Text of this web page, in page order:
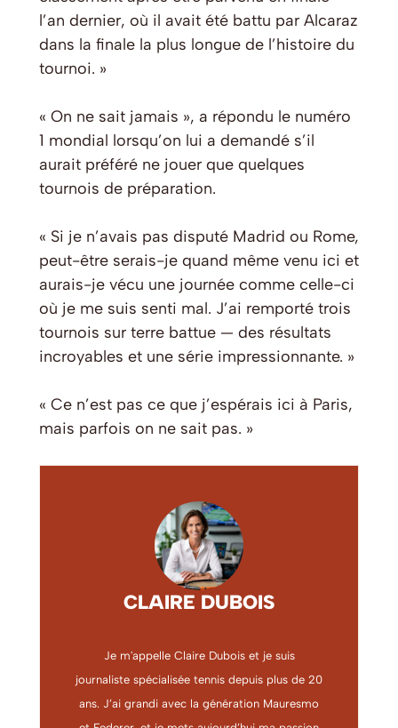
l’an dernier, où il avait été battu par Alcaraz
dans la finale la plus longue de l’histoire du
tournoi. »
« On ne sait jamais », a répondu le numéro
1 mondial lorsqu’on lui a demandé s’il
aurait préféré ne jouer que quelques
tournois de préparation.
« Si je n’avais pas disputé Madrid ou Rome,
peut-être serais-je quand même venu ici et
aurais-je vécu une journée comme celle-ci
où je me suis senti mal. J’ai remporté trois
tournois sur terre battue — des résultats
incroyables et une série impressionnante. »
« Ce n’est pas ce que j’espérais ici à Paris,
mais parfois on ne sait pas. »
CLAIRE DUBOIS
Je m'appelle Claire Dubois et je suis
journaliste spécialisée tennis depuis plus de 20
ans. J’ai grandi avec la génération Mauresmo